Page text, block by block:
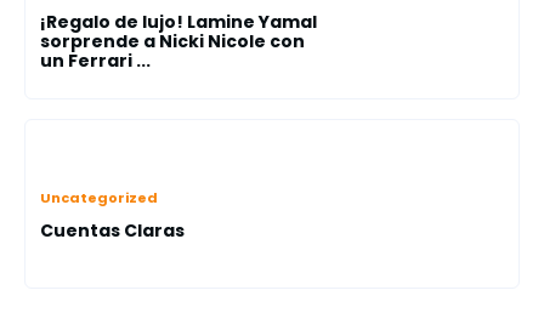
¡Regalo de lujo! Lamine Yamal
sorprende a Nicki Nicole con
un Ferrari ...
Uncategorized
Cuentas Claras